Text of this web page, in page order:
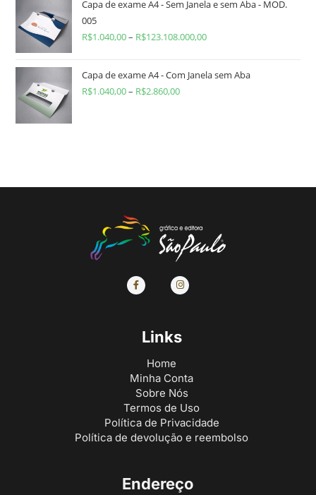
Capa de exame A4 - Sem Janela e sem Aba - MOD.
005
R$1.040,00– R$123.108.000,00
Capa de exame A4 - Com Janela sem Aba
R$1.040,00– R$2.860,00
Links
Home
Minha Conta
Sobre Nós
Termos de Uso
Política de Privacidade
Política de devolução e reembolso
Endereço